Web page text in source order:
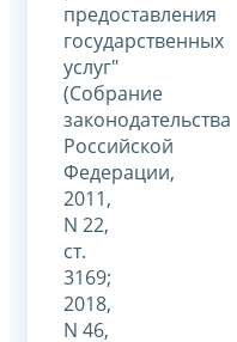
предоставления
государственных
услуг"
(Собрание
законодательства
Российской
Федерации,
2011,
N 22,
ст.
3169;
2018,
N 46,